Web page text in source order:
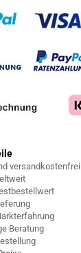
versandkostenfrei
Beratung